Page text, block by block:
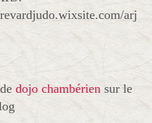
arj
dojo chambérien sur le